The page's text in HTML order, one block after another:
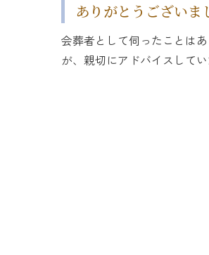
ありがとうございま
会葬者として伺ったことは
が、親切にアドバイスして